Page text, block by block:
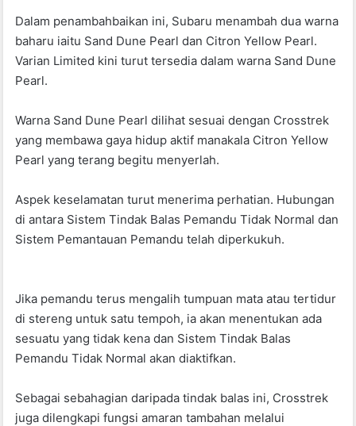
o
k
p
Dalam penambahbaikan ini, Subaru menambah dua warna
baharu iaitu Sand Dune Pearl dan Citron Yellow Pearl.
Varian Limited kini turut tersedia dalam warna Sand Dune
Pearl.
Warna Sand Dune Pearl dilihat sesuai dengan Crosstrek
yang membawa gaya hidup aktif manakala Citron Yellow
Pearl yang terang begitu menyerlah.
Aspek keselamatan turut menerima perhatian. Hubungan
di antara Sistem Tindak Balas Pemandu Tidak Normal dan
Sistem Pemantauan Pemandu telah diperkukuh.
Jika pemandu terus mengalih tumpuan mata atau tertidur
di stereng untuk satu tempoh, ia akan menentukan ada
sesuatu yang tidak kena dan Sistem Tindak Balas
Pemandu Tidak Normal akan diaktifkan.
Sebagai sebahagian daripada tindak balas ini, Crosstrek
juga dilengkapi fungsi amaran tambahan melalui